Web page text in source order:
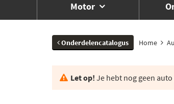
Motor
Onderdelencatalogus Home
Let op! Je hebt nog geen